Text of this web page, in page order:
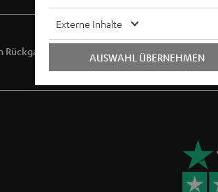
Rückgaberecht Bis zu 12 Jahre Garantie
Externe Inhalte
AUSWAHL ÜBERNEHMEN